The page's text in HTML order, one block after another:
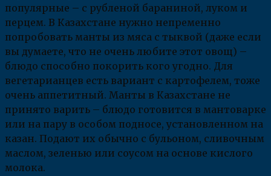
популярные – с рубленой бараниной, луком и
перцем. В Казахстане нужно непременно
попробовать манты из мяса с тыквой (даже если
вы думаете, что не очень любите этот овощ) –
блюдо способно покорить кого угодно. Для
вегетарианцев есть вариант с картофелем, тоже
очень аппетитный. Манты в Казахстане не
принято варить – блюдо готовится в мантоварке
или на пару в особом подносе, установленном на
казан. Подают их обычно с бульоном, сливочным
маслом, зеленью или соусом на основе кислого
молока.